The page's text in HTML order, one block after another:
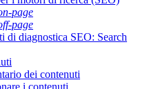
page
page
di diagnostica SEO: Search
dei contenuti
i contenuti